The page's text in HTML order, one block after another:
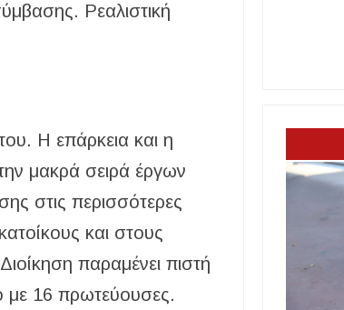
Ρεαλιστική
Η επάρκεια και η
μακρά σειρά έργων
στις περισσότερες
και στους
παραμένει πιστή
με 16 πρωτεύουσες.